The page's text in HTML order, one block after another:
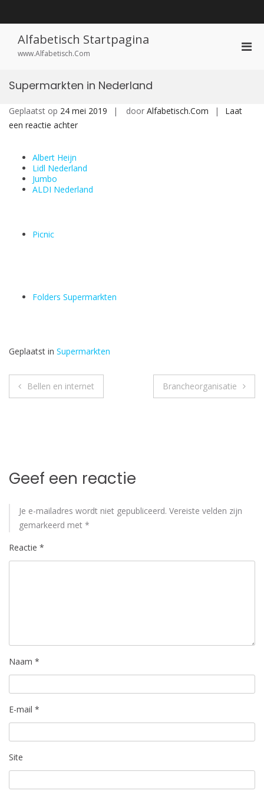
de
inhoudAlfabetisch Startpagina
www.Alfabetisch.Com
Supermarkten in Nederland
Geplaatst op 24 mei 2019 door Alfabetisch.Com
Laat
een reactie achterop
Nederland
Albert Heijn
Lidl Nederland
Jumbo
ALDI Nederland
Picnic
Folders Supermarkten
Geplaatst in Supermarkten
Bericht
Bellen en internet Brancheorganisatie
Geef een reactie
Je e-mailadres wordt niet gepubliceerd. Vereiste velden zijn
gemarkeerd met *
Reactie *
Naam *
E-mail *
Site